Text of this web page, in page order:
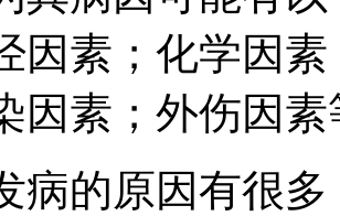
因素；化学因
因素；外伤因素
病的原因有很